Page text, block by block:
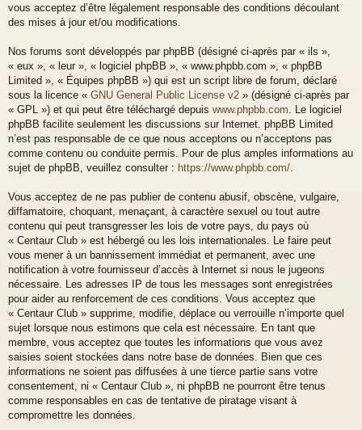
vous acceptez d’être légalement responsable des conditions découlant
des mises à jour et/ou modifications.
Nos forums sont développés par phpBB (désigné ci-après par « ils »,
« eux », « leur », « logiciel phpBB », « www.phpbb.com », « phpBB
Limited », « Équipes phpBB ») qui est un script libre de forum, déclaré
sous la licence « GNU General Public License v2 » (désigné ci-après par
« GPL ») et qui peut être téléchargé depuis www.phpbb.com . Le logiciel
phpBB facilite seulement les discussions sur Internet. phpBB Limited
n’est pas responsable de ce que nous acceptons ou n’acceptons pas
comme contenu ou conduite permis. Pour de plus amples informations au
sujet de phpBB, veuillez consulter : https://www.phpbb.com/
Vous acceptez de ne pas publier de contenu abusif, obscène, vulgaire,
diffamatoire, choquant, menaçant, à caractère sexuel ou tout autre
contenu qui peut transgresser les lois de votre pays, du pays où
« Centaur Club » est hébergé ou les lois internationales. Le faire peut
vous mener à un bannissement immédiat et permanent, avec une
notification à votre fournisseur d’accès à Internet si nous le jugeons
nécessaire. Les adresses IP de tous les messages sont enregistrées
pour aider au renforcement de ces conditions. Vous acceptez que
« Centaur Club » supprime, modifie, déplace ou verrouille n’importe quel
sujet lorsque nous estimons que cela est nécessaire. En tant que
membre, vous acceptez que toutes les informations que vous avez
saisies soient stockées dans notre base de données. Bien que ces
informations ne soient pas diffusées à une tierce partie sans votre
consentement, ni « Centaur Club », ni phpBB ne pourront être tenus
comme responsables en cas de tentative de piratage visant à
compromettre les données.